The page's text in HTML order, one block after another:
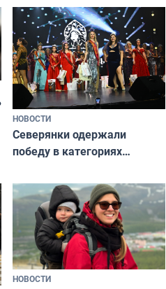
НОВОСТИ
Северянки одержали
победу в категориях
«Мисс и Миссис Великая
Русь»
НОВОСТИ